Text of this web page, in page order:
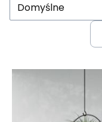
Domyślne